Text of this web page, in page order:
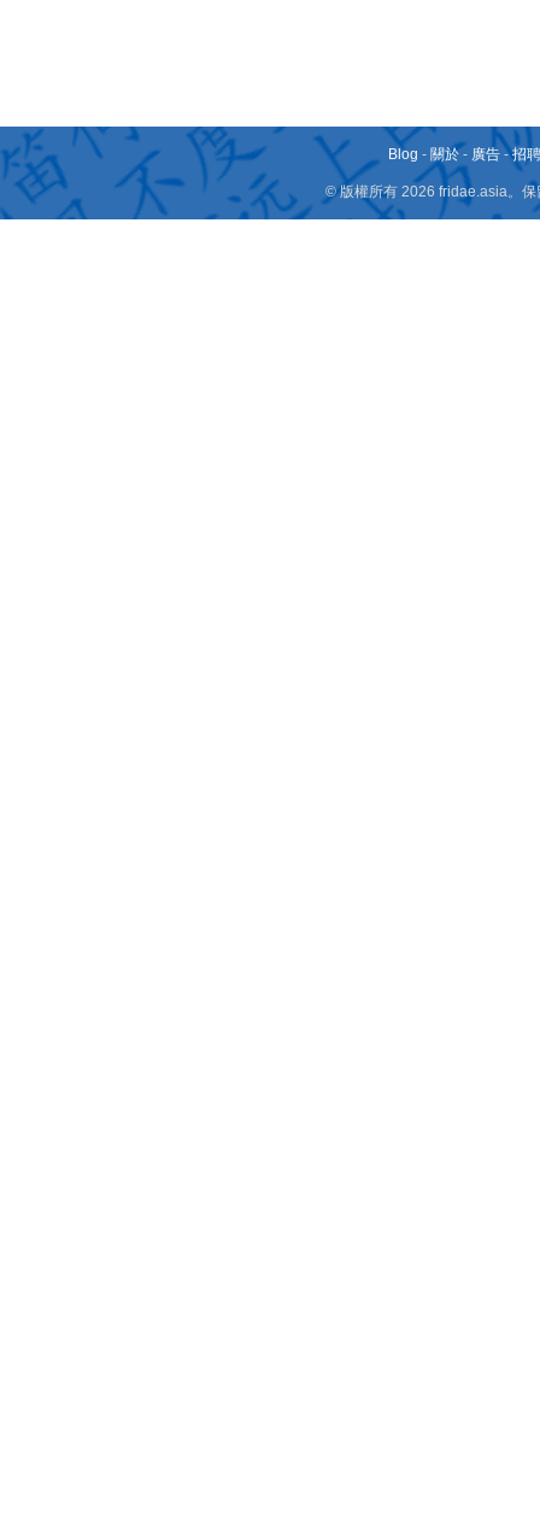
Blog - 關於 - 廣告 -招
© 版權所有 2026 fridae.asia。